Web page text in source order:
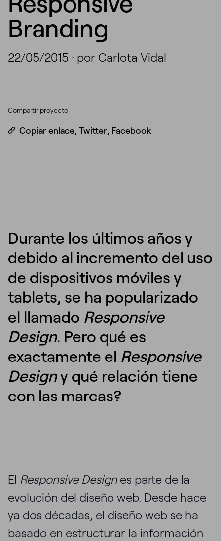
Branding
22/05/2015 · por Carlota Vidal
Compartir proyecto
Copiar enlace, Twitter, Facebook
Durante los últimos años y
debido al incremento del uso
de dispositivos móviles y
tablets, se ha popularizado
el llamado Responsive
Design. Pero qué es
exactamente el Responsive
Designy qué relación tiene
con las marcas?
El Responsive Designes parte de la
evolución del diseño web. Desde hace
ya dos décadas, el diseño web se ha
basado en estructurar la información